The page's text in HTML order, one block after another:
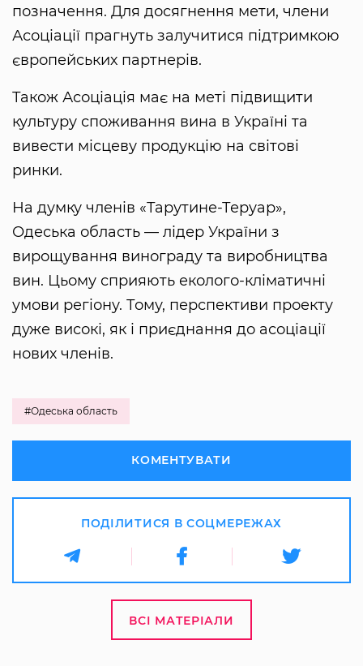
позначення. Для досягнення мети, члени
Асоціації прагнуть залучитися підтримкою
європейських партнерів.
Також Асоціація має на меті підвищити
культуру споживання вина в Україні та
вивести місцеву продукцію на світові
ринки.
На думку членів «Тарутине-Теруар»,
Одеська область — лідер України з
вирощування винограду та виробництва
вин. Цьому сприяють еколого-кліматичні
умови регіону. Тому, перспективи проекту
дуже високі, як і приєднання до асоціації
нових членів.
#Одеська область
КОМЕНТУВАТИ
ПОДІЛИТИСЯ В СОЦМЕРЕЖАХ
ВСІ МАТЕРІАЛИ